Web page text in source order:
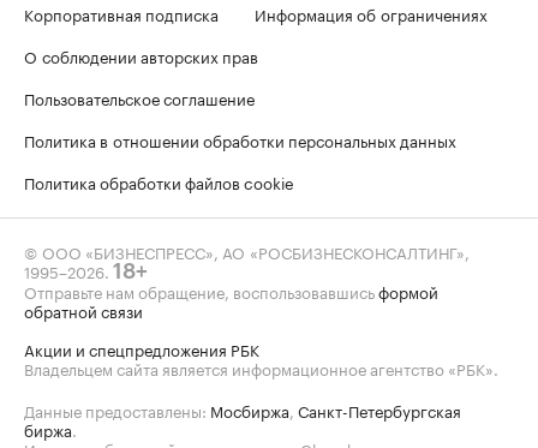
Корпоративная подписка
Информация об ограничениях
О соблюдении авторских прав
Пользовательское соглашение
Политика в отношении обработки персональных данных
Политика обработки файлов cookie
© ООО «БИЗНЕСПРЕСС», АО «РОСБИЗНЕСКОНСАЛТИНГ»,
1995–2026. 18+
Отправьте нам обращение, воспользовавшисьформой
обратной связи
Акции и спецпредложения РБК
Владельцем сайта является информационное агентство «РБК».
Данные предоставлены: Мосбиржа, Санкт-Петербургская
биржа.